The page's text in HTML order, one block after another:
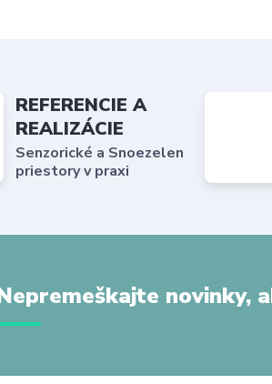
REFERENCIE A
REALIZÁCIE
Senzorické a Snoezelen
priestory v praxi
novinky,